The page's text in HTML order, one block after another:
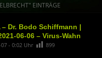
EINTRÄGE
– Dr. Bodo Schiffmann |
06-06 – Virus-Wahn
- 0:02 Uhr 899